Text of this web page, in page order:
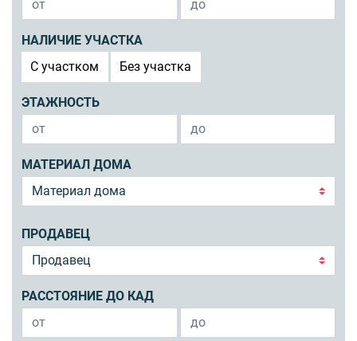
НАЛИЧИЕ УЧАСТКА
C участком
Без участка
ЭТАЖНОСТЬ
МАТЕРИАЛ ДОМА
ПРОДАВЕЦ
РАССТОЯНИЕ ДО КАД